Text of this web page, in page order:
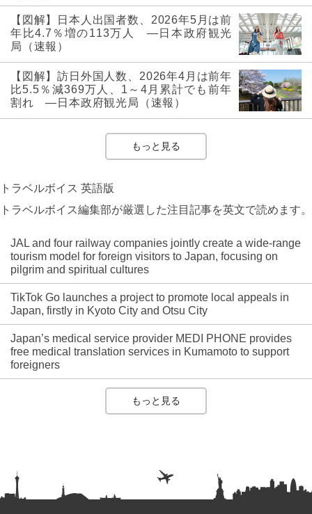
【図解】日本人出国者数、2026年5月は前
年比4.7％増の113万人 ―日本政府観光
局（速報）
【図解】訪日外国人数、2026年4月は前年
比5.5％減369万人、1～4月累計でも前年
割れ ―日本政府観光局（速報）
もっと見る
トラベルボイス 英語版
トラベルボイス編集部が厳選した注目記事を英文で読めます。
JAL and four railway companies jointly create a wide-range
tourism model for foreign visitors to Japan, focusing on
pilgrim and spiritual cultures
TikTok Go launches a project to promote local appeals in
Japan, firstly in Kyoto City and Otsu City
Japan’s medical service provider MEDI PHONE provides
free medical translation services in Kumamoto to support
foreigners
もっと見る